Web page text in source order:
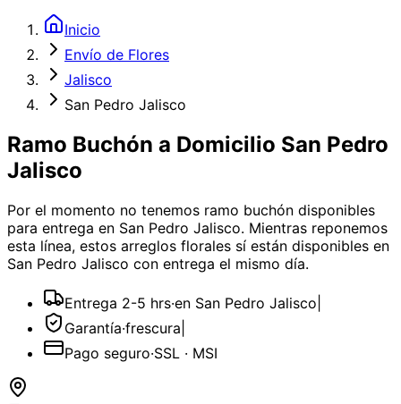
Inicio
Envío de Flores
Jalisco
San Pedro Jalisco
Ramo Buchón a Domicilio San Pedro
Jalisco
Por el momento no tenemos ramo buchón disponibles
para entrega en San Pedro Jalisco. Mientras reponemos
esta línea, estos arreglos florales sí están disponibles en
San Pedro Jalisco con entrega el mismo día.
Entrega 2-5 hrs·en San Pedro Jalisco
Garantía·frescura
Pago seguro·SSL · MSI